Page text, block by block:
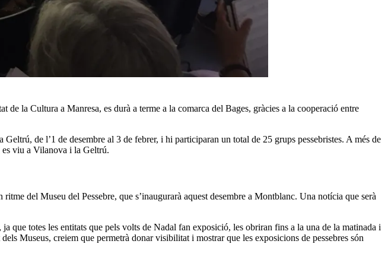
la Cultura a Manresa, es durà a terme a la comarca del Bages, gràcies a la cooperació entre
de l’1 de desembre al 3 de febrer, i hi participaran un total de 25 grups pessebristes. A més de
es viu a Vilanova i la Geltrú.
del Museu del Pessebre, que s’inaugurarà aquest desembre a Montblanc. Una notícia que serà
que totes les entitats que pels volts de Nadal fan exposició, les obriran fins a la una de la matinada i
Museus, creiem que permetrà donar visibilitat i mostrar que les exposicions de pessebres són